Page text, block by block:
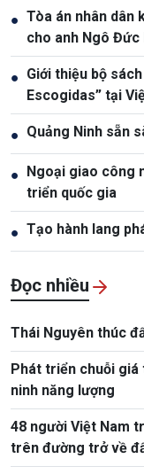
● Tòa án nhân dân
cho anh Ngô Đức
● Giới thiệu bộ
Escogidas” tại
sinh Fidel Castro
● Quảng Ninh sẵn
● Ngoại giao công
triển quốc gia
● Tạo hành lang
Đọc nhiều
Thái Nguyên thúc
Phát triển chuỗi
ninh năng lượng
48 người Việt Nam
trên đường trở về